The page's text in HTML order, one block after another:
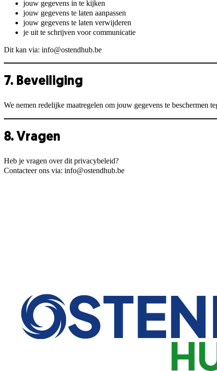
jouw gegevens in te kijken
jouw gegevens te laten aanpassen
jouw gegevens te laten verwijderen
je uit te schrijven voor communicatie
Dit kan via: info@ostendhub.be
7. Beveiliging
We nemen redelijke maatregelen om jouw gegevens te beschermen
8. Vragen
Heb je vragen over dit privacybeleid?
Contacteer ons via: info@ostendhub.be